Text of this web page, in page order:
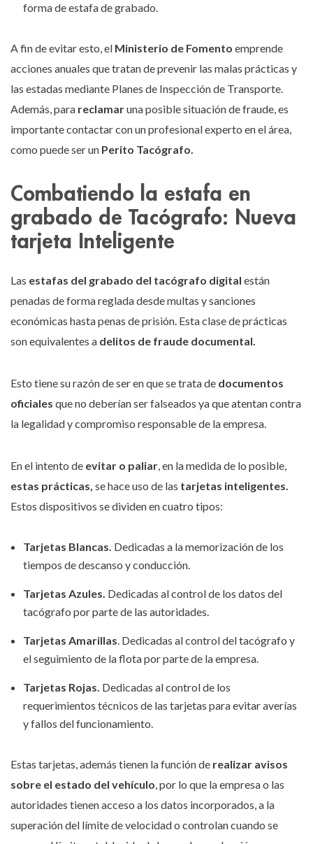
forma de estafa de grabado.
A fin de evitar esto, el Ministerio de Fomento emprende
acciones anuales que tratan de prevenir las malas prácticas y
las estadas mediante Planes de Inspección de Transporte.
Además, para reclamaruna posible situación de fraude, es
importante contactar con un profesional experto en el área,
como puede ser un Perito Tacógrafo.
Combatiendo la estafa en
grabado de Tacógrafo: Nueva
tarjeta Inteligente
Las estafas del grabado del tacógrafo digital están
penadas de forma reglada desde multas y sanciones
económicas hasta penas de prisión. Esta clase de prácticas
son equivalentes a delitos de fraude documental.
Esto tiene su razón de ser en que se trata de documentos
oficiales que no deberían ser falseados ya que atentan contra
la legalidad y compromiso responsable de la empresa.
En el intento de evitar o paliar, en la medida de lo posible,
estas prácticas, se hace uso de las tarjetas inteligentes.
Estos dispositivos se dividen en cuatro tipos:
Tarjetas Blancas. Dedicadas a la memorización de los
tiempos de descanso y conducción.
Tarjetas Azules. Dedicadas al control de los datos del
tacógrafo por parte de las autoridades.
Tarjetas Amarillas. Dedicadas al control del tacógrafo y
el seguimiento de la flota por parte de la empresa.
Tarjetas Rojas. Dedicadas al control de los
requerimientos técnicos de las tarjetas para evitar averías
y fallos del funcionamiento.
Estas tarjetas, además tienen la función de realizar avisos
sobre el estado del vehículo, por lo que la empresa o las
autoridades tienen acceso a los datos incorporados, a la
superación del límite de velocidad o controlan cuando se